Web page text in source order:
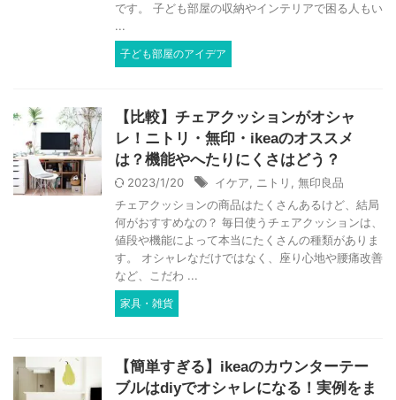
です。 子ども部屋の収納やインテリアで困る人もい
...
子ども部屋のアイデア
【比較】チェアクッションがオシャ
レ！ニトリ・無印・ikeaのオススメ
は？機能やへたりにくさはどう？
2023/1/20 イケア ニトリ
無印良品
チェアクッションの商品はたくさんあるけど、結局
何がおすすめなの？ 毎日使うチェアクッションは、
値段や機能によって本当にたくさんの種類がありま
す。 オシャレなだけではなく、座り心地や腰痛改善
など、こだわ ...
家具・雑貨
【簡単すぎる】ikeaのカウンターテー
ブルはdiyでオシャレになる！実例をま